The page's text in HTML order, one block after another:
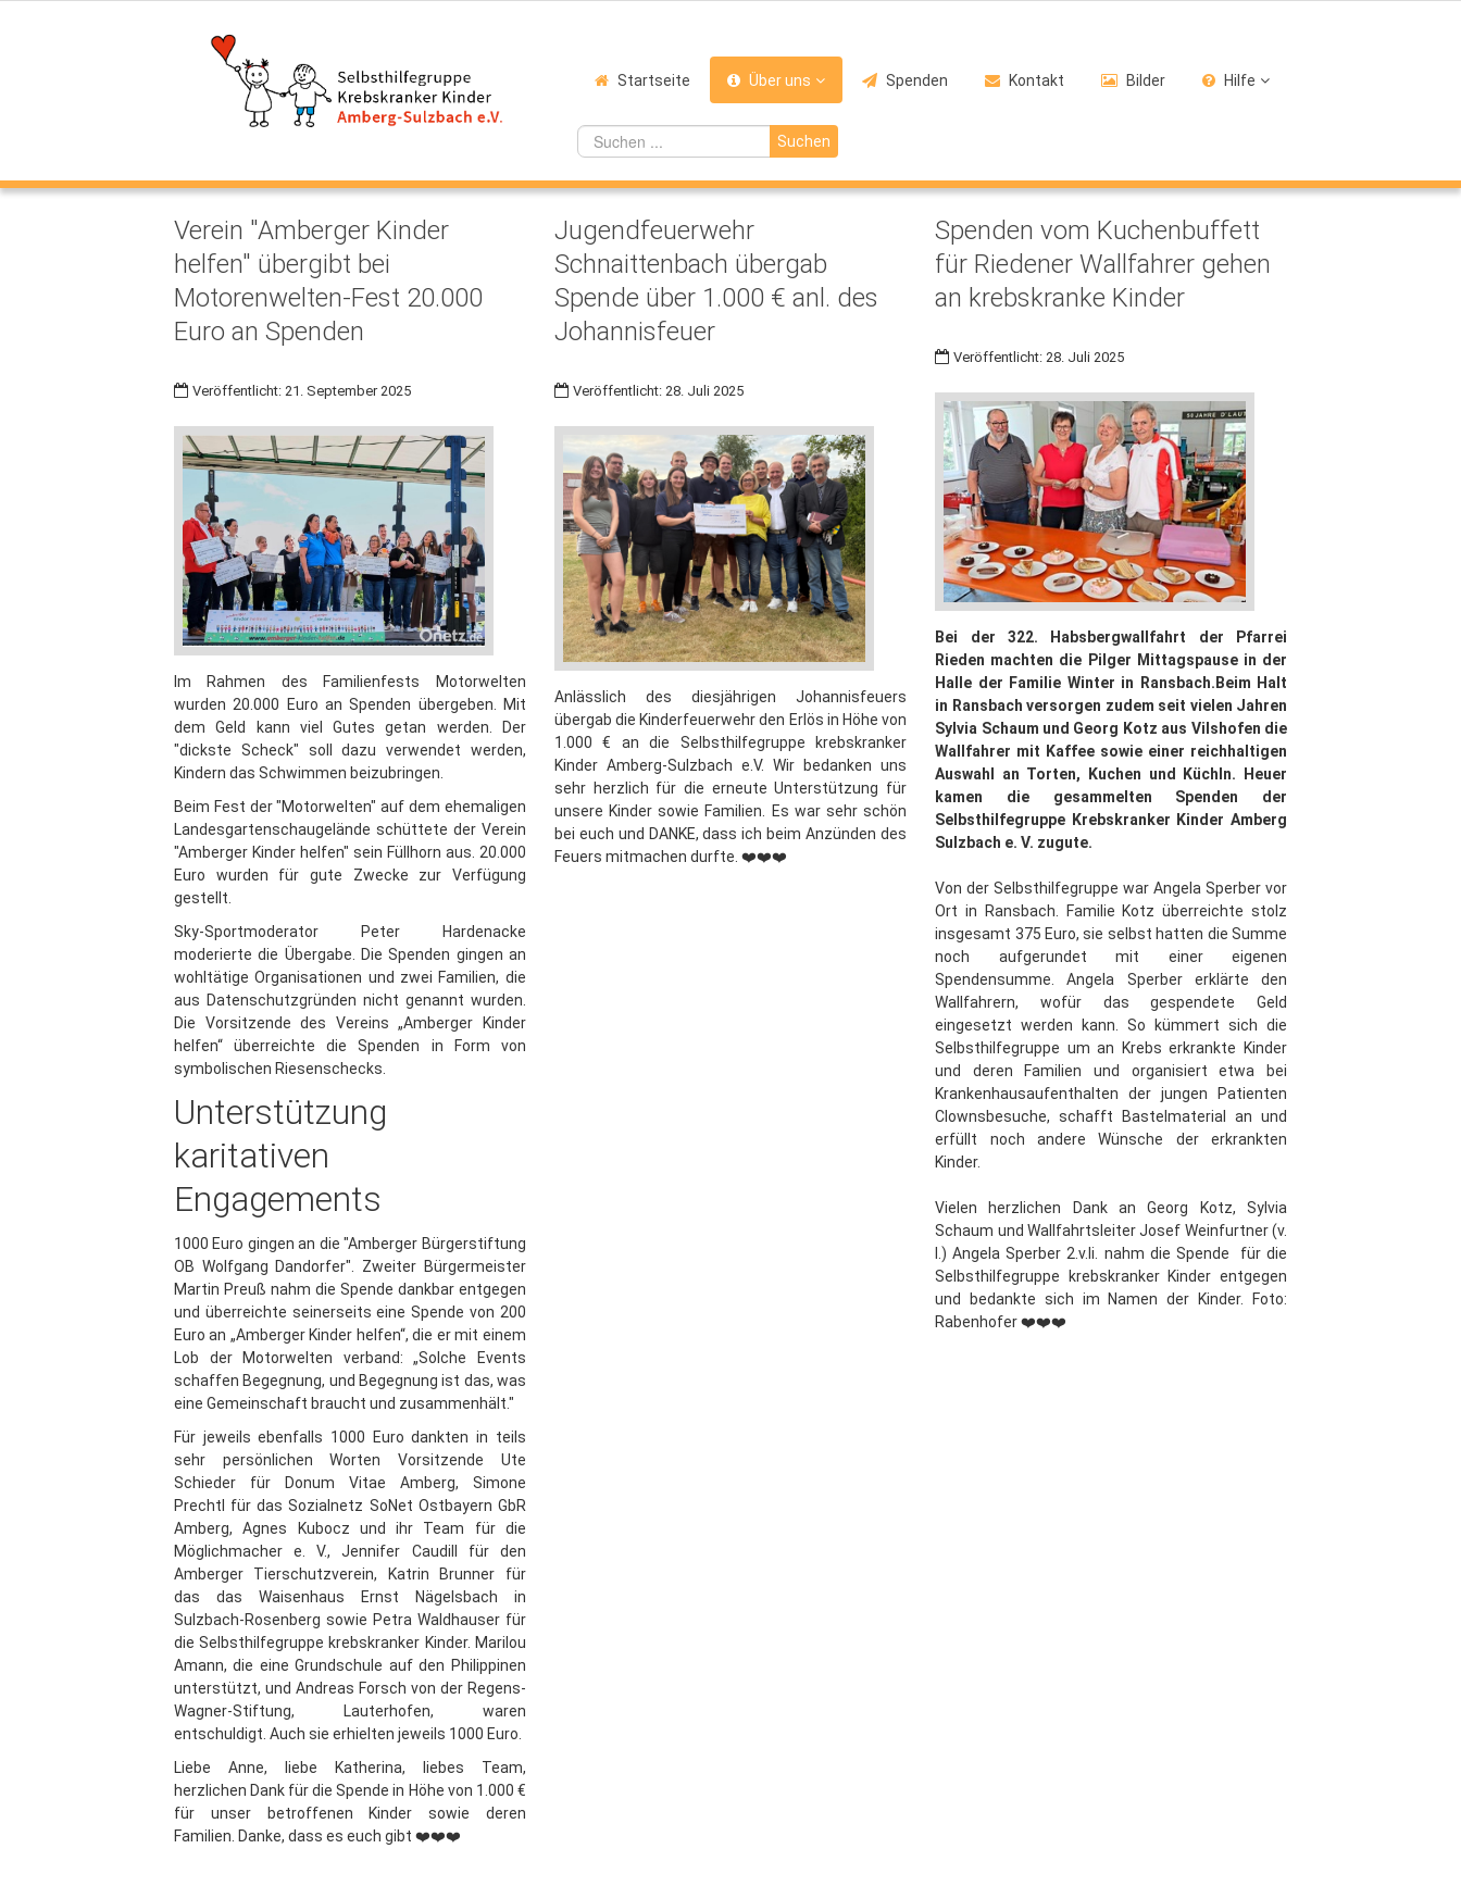
Startseite Über uns Spenden Kontakt Bilder Hilfe
Suchen
Verein "Amberger Kinder
helfen" übergibt bei
Motorenwelten-Fest 20.000
Euro an Spenden
Veröffentlicht: 21. September 2025
Im Rahmen des Familienfests Motorwelten
wurden 20.000 Euro an Spenden übergeben. Mit
dem Geld kann viel Gutes getan werden. Der
"dickste Scheck" soll dazu verwendet werden,
Kindern das Schwimmen beizubringen.
Beim Fest der "Motorwelten" auf dem ehemaligen
Landesgartenschaugelände schüttete der Verein
"Amberger Kinder helfen" sein Füllhorn aus. 20.000
Euro wurden für gute Zwecke zur Verfügung
gestellt.
Sky-Sportmoderator Peter Hardenacke
moderierte die Übergabe. Die Spenden gingen an
wohltätige Organisationen und zwei Familien, die
aus Datenschutzgründen nicht genannt wurden.
Die Vorsitzende des Vereins „Amberger Kinder
helfen“ überreichte die Spenden in Form von
symbolischen Riesenschecks.
Unterstützung
karitativen
Engagements
1000 Euro gingen an die "Amberger Bürgerstiftung
OB Wolfgang Dandorfer". Zweiter Bürgermeister
Martin Preuß nahm die Spende dankbar entgegen
und überreichte seinerseits eine Spende von 200
Euro an „Amberger Kinder helfen“, die er mit einem
Lob der Motorwelten verband: „Solche Events
schaffen Begegnung, und Begegnung ist das, was
eine Gemeinschaft braucht und zusammenhält."
Für jeweils ebenfalls 1000 Euro dankten in teils
sehr persönlichen Worten Vorsitzende Ute
Schieder für Donum Vitae Amberg, Simone
Prechtl für das Sozialnetz SoNet Ostbayern GbR
Amberg, Agnes Kubocz und ihr Team für die
Möglichmacher e. V., Jennifer Caudill für den
Amberger Tierschutzverein, Katrin Brunner für
das das Waisenhaus Ernst Nägelsbach in
Sulzbach-Rosenberg sowie Petra Waldhauser für
die Selbsthilfegruppe krebskranker Kinder. Marilou
Amann, die eine Grundschule auf den Philippinen
unterstützt, und Andreas Forsch von der Regens-
Wagner-Stiftung, Lauterhofen, waren
entschuldigt. Auch sie erhielten jeweils 1000 Euro.
Liebe Anne, liebe Katherina, liebes Team,
herzlichen Dank für die Spende in Höhe von 1.000 €
für unser betroffenen Kinder sowie deren
Familien. Danke, dass es euch gibt ❤️❤️❤️
Jugendfeuerwehr
Schnaittenbach übergab
Spende über 1.000 € anl. des
Johannisfeuer
Veröffentlicht: 28. Juli 2025
Anlässlich des diesjährigen Johannisfeuers
übergab die Kinderfeuerwehr den Erlös in Höhe von
1.000 € an die Selbsthilfegruppe krebskranker
Kinder Amberg-Sulzbach e.V. Wir bedanken uns
sehr herzlich für die erneute Unterstützung für
unsere Kinder sowie Familien. Es war sehr schön
bei euch und DANKE, dass ich beim Anzünden des
Feuers mitmachen durfte. ❤️❤️❤️
Spenden vom Kuchenbuffett
für Riedener Wallfahrer gehen
an krebskranke Kinder
Veröffentlicht: 28. Juli 2025
Bei der 322. Habsbergwallfahrt der Pfarrei
Rieden machten die Pilger Mittagspause in der
Halle der Familie Winter in Ransbach.Beim Halt
in Ransbach versorgen zudem seit vielen Jahren
Sylvia Schaum und Georg Kotz aus Vilshofen die
Wallfahrer mit Kaffee sowie einer reichhaltigen
Auswahl an Torten, Kuchen und Küchln. Heuer
kamen die gesammelten Spenden der
Selbsthilfegruppe Krebskranker Kinder Amberg
Sulzbach e. V. zugute.
Von der Selbsthilfegruppe war Angela Sperber vor
Ort in Ransbach. Familie Kotz überreichte stolz
insgesamt 375 Euro, sie selbst hatten die Summe
noch aufgerundet mit einer eigenen
Spendensumme. Angela Sperber erklärte den
Wallfahrern, wofür das gespendete Geld
eingesetzt werden kann. So kümmert sich die
Selbsthilfegruppe um an Krebs erkrankte Kinder
und deren Familien und organisiert etwa bei
Krankenhausaufenthalten der jungen Patienten
Clownsbesuche, schafft Bastelmaterial an und
erfüllt noch andere Wünsche der erkrankten
Kinder.
Vielen herzlichen Dank an Georg Kotz, Sylvia
Schaum und Wallfahrtsleiter Josef Weinfurtner (v.
l.) Angela Sperber 2.v.li. nahm die Spende für die
Selbsthilfegruppe krebskranker Kinder entgegen
und bedankte sich im Namen der Kinder. Foto:
Rabenhofer ❤️❤️❤️